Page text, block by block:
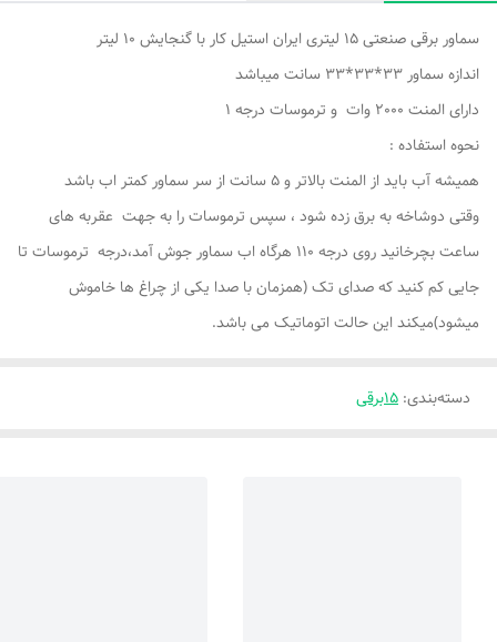
سماور برقی صنعتی 15 لیتری ایران استیل کار با گنجایش 10 لیتر
اندازه سماور 33*33*33 سانت میباشد
دارای المنت 2000 وات و ترموسات درجه 1
نحوه استفاده :
همیشه آب باید از المنت بالاتر و 5 سانت از سر سماور کمتر اب باشد
وقتی دوشاخه به برق زده شود ، سپس ترموسات را به جهت عقربه های
ساعت بچرخانید روی درجه 110 هرگاه اب سماور جوش آمد،درجه ترموسات تا
جایی کم کنید که صدای تک (همزمان با صدا یکی از چراغ ها خاموش
میشود)میکند این حالت اتوماتیک می باشد.
دسته‌بندی: 15برقی